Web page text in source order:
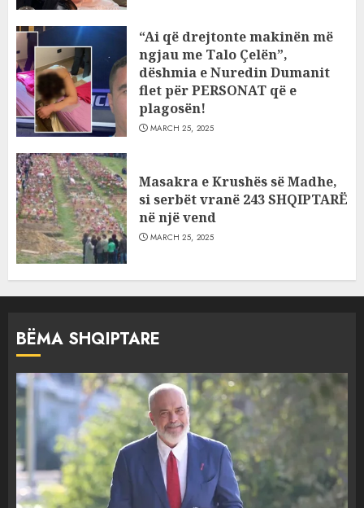
“Ai që drejtonte makinën më
ngjau me Talo Çelën”,
dëshmia e Nuredin Dumanit
flet për PERSONAT që e
plagosën!
MARCH 25, 2025
Masakra e Krushës së Madhe,
si serbët vranë 243 SHQIPTARË
në një vend
MARCH 25, 2025
BËMA SHQIPTARE